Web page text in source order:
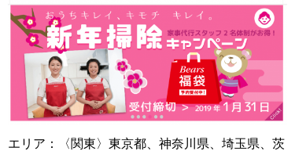
エリア：〈関東〉東京都、神奈川県、埼玉県、茨